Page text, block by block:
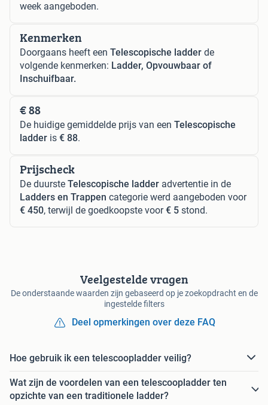
week aangeboden.
Kenmerken
Doorgaans heeft een Telescopische ladder de
volgende kenmerken: Ladder, Opvouwbaar of
Inschuifbaar.
€ 88
De huidige gemiddelde prijs van een Telescopische
ladder is € 88.
Prijscheck
De duurste Telescopische ladder advertentie in de
Ladders en Trappen categorie werd aangeboden voor
€ 450, terwijl de goedkoopste voor€ 5 stond.
Veelgestelde vragen
De onderstaande waarden zijn gebaseerd op je zoekopdracht en de
ingestelde filters
Deel opmerkingen over deze FAQ
Hoe gebruik ik een telescoopladder veilig?
Wat zijn de voordelen van een telescoopladder ten
opzichte van een traditionele ladder?